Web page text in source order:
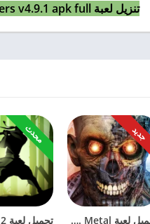
تنزيل لعبة OPUS: Rocket of Whispers v4.9.1 apk full
جديد
تحميل لعبة Magic vs. Metal مهكرة 2023 مجاناً للأندرويد
محدث